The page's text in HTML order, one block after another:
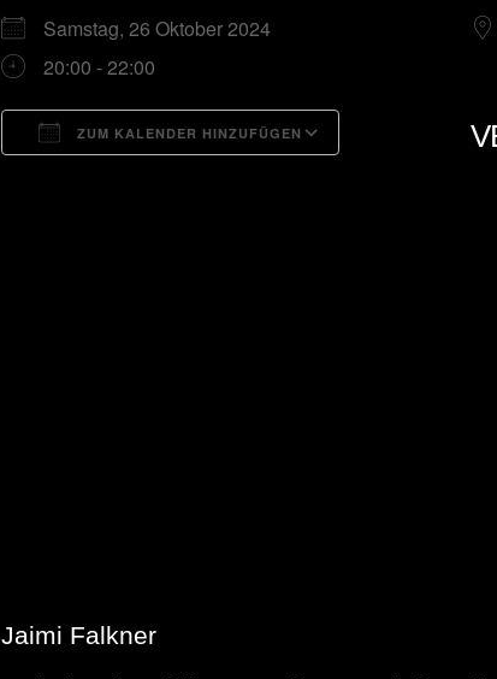
Samstag, 26 Oktober 2024
20:00 - 22:00
ZUM KALENDER HINZUFÜGEN
Jaimi Falkner